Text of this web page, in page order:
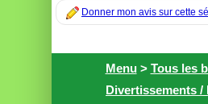
Donner mon avis sur cette
Menu> Tous les
Divertissements /